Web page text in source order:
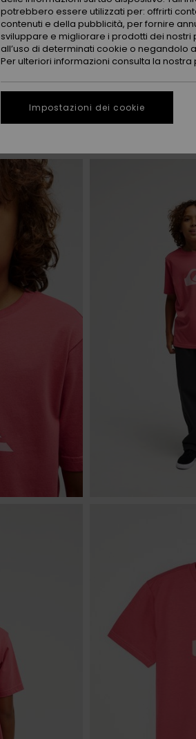
potrebbero essere utilizzati per: offrirti
contenuti e della pubblicità, per fornire
sviluppare e migliorare i prodotti dei
all’uso di determinati cookie o negandolo
Per ulteriori informazioni consulta la nostra
Impostazioni dei cookie